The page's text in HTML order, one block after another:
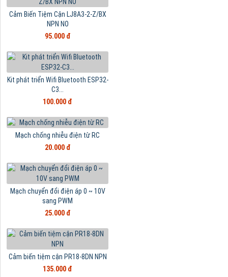
Cảm Biến Tiệm Cận LJ8A3-2-Z/BX
NPN NO
95.000 đ
Kit phát triển Wifi Bluetooth ESP32-
C3...
100.000 đ
Mạch chống nhiễu điện từ RC
20.000 đ
Mạch chuyển đổi điện áp 0 ~ 10V
sang PWM
25.000 đ
Cảm biến tiệm cận PR18-8DN NPN
135.000 đ